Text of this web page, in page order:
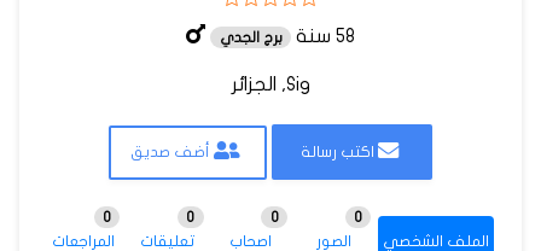
58 سنة برج الجدي
Sig, الجزائر
اكتب رسالة أضف صديق
الملف الشخصي الصور
0
اصحاب
0
تعليقات
0
المراجعات
0